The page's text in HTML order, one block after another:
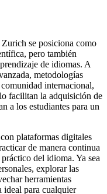
se posiciona como
pero también
de idiomas. A
metodologías
internacional,
facilitan la adquisición de
a los estudiantes para un
plataformas digitales
de manera continua
del idioma. Ya sea
explorar las
herramientas
ideal para cualquier